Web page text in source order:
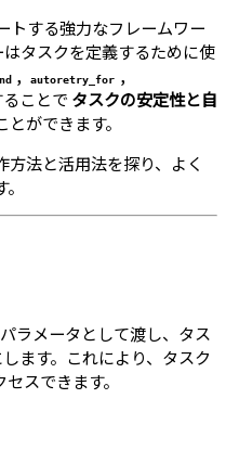
トする強力なフレームワー
タスクを定義するために使
, autoretry_for ,
ことで タスクの安定性と自
ができます。
法と活用法を探り、よく
ラメータとして渡し、タス
ます。これにより、タスク
スできます。